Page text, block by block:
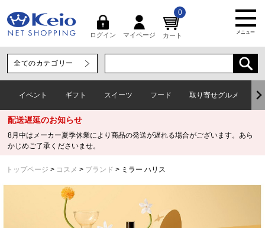
ログイン マイページ カート
0
メニュー
イベント ギフト スイーツ フード 取り寄せグルメ
配送遅延のお知らせ
8月中はメーカー夏季休業により商品の発送が遅れる場合がございます。あら
かじめご了承くださいませ。
トップページ コスメ ブランド ミラー ハリス